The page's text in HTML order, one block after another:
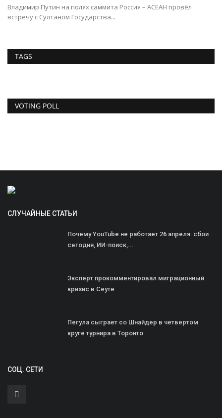
Владимир Путин на полях саммита Россия – АСЕАН провёл
встречу с Султаном Государства...
TAGS
VOTING POLL
СЛУЧАЙНЫЕ СТАТЬИ
Почему YouTube не работает 26 апреля: сбои
сегодня, ИИ-поиск,...
Эксперт прокомментировал миграционный
кризис в Сеуте
Пегула сыграет со Шнайдер в четвертом
круге турнира в Торонто
СОЦ. СЕТИ